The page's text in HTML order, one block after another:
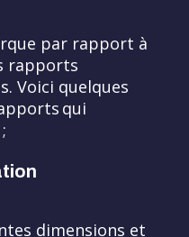
par rapport à
rapports
Voici quelques
qui
dimensions et